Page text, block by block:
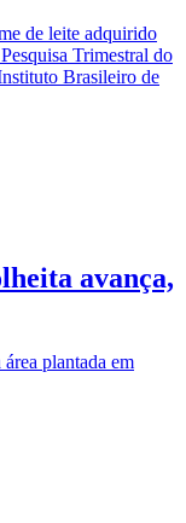
de leite adquirido
Trimestral do
Brasileiro de
avança,
plantada em